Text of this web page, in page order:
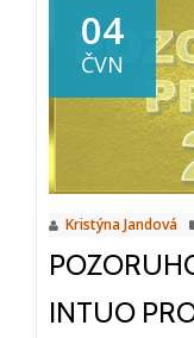
04
ČVN
Kristýna Jandová
INTUO